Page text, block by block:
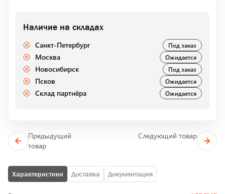
Характеристики Доставка Документация
Наличие на складах
Санкт-Петербург Под заказ
Москва Ожидается
Новосибирск Под заказ
Псков Ожидается
Склад партнёра Ожидается
Предыдущий
товар
Следующий товар